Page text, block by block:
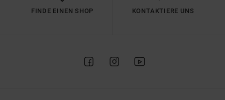
FINDE EINEN SHOP KONTAKTIERE UNS